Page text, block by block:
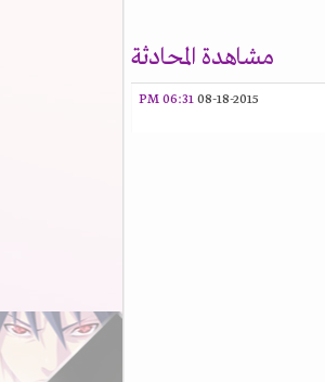
مشاهدة المحادثة
08-18-2015
06:31 PM